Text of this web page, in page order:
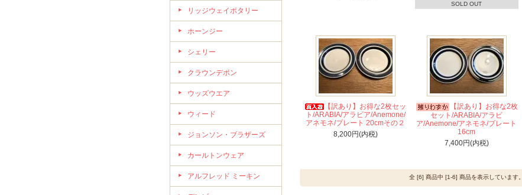
リッジウェイポタリー
ホーンジー
シェリー
クラウンデボン
ウッズウエア
ウィード
ジョンソン・ブラザーズ
カールトンウェア
アルフレッド ミーキン
SOLD OUT
【訳あり】お得な2枚セッ
ト/ARABIA/アラビア/Anemone/
アネモネ/プレート 20cmその２
8,200円(内税)
【訳あり】お得な2枚
セット/ARABIA/アラビ
ア/Anemone/アネモネ/プレート
16cm
7,400円(内税)
全 [6] 商品中 [1-6] 商品を表示しています。